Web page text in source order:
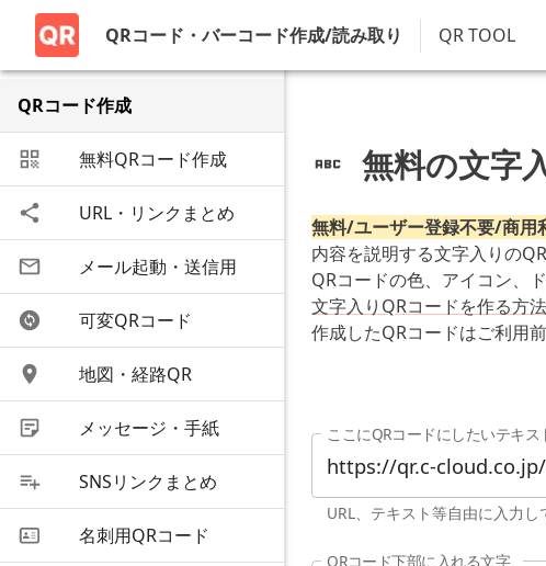
QRコード・バーコード作成/読み取り QR TOOL
QRコード作成
無料QRコード作成
URL・リンクまとめ
メール起動・送信用
可変QRコード
地図・経路QR
メッセージ・手紙
SNSリンクまとめ
名刺用QRコード
無料の文字
無料/ユーザー登録不要/商用
内容を説明する文字入りの
QRコードの色、アイコン、
文字入りQRコードを作る方
作成したQRコードはご利用
ここにQRコードにしたいテキス
URL、テキスト等自由に入力し
QRコード下部に入れる文字